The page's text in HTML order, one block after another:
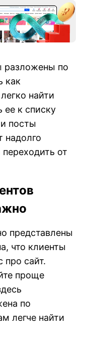
разложены по
как
найти
ее к списку
посты
надолго
от
представлены
что клиенты
про сайт.
проще
по
легче найти